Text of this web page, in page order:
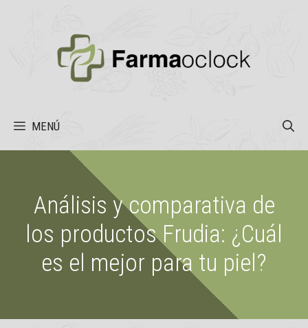
MENÚ
Análisis y comparativa de
los productos Frudia: ¿Cuál
es el mejor para tu piel?